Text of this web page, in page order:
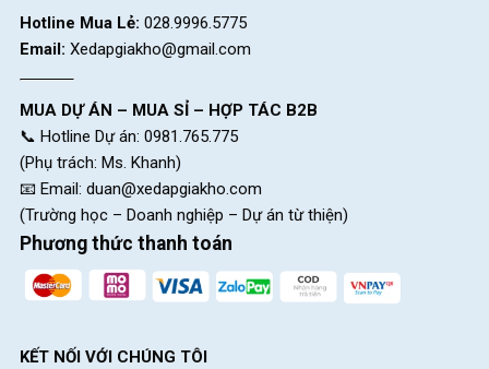
Giant Escape là một trong những sản phẩm xe đạp thể thao đáng chú
Dòng xe này chủ yếu tập trung vào thiết kế thời trang và độ bền.
Hotline Mua Lẻ: 028.9996.5775
Email: Xedapgiakho@gmail.com
MUA DỰ ÁN – MUA SỈ – HỢP TÁC B2B
📞 Hotline Dự án: 0981.765.775
(Phụ trách: Ms. Khanh)
📧 Email: duan@xedapgiakho.com
(Trường học – Doanh nghiệp – Dự án từ thiện)
Phương thức thanh toán
KẾT NỐI VỚI CHÚNG TÔI